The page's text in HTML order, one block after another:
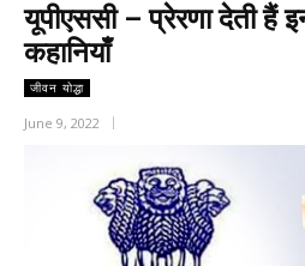
यूपीएससी – प्रेरणा देती हैं
कहानियाँ
जीवन योद्धा
June 9, 2022